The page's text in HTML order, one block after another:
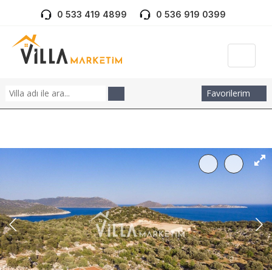
0 533 419 4899 0 536 919 0399
Favorilerim